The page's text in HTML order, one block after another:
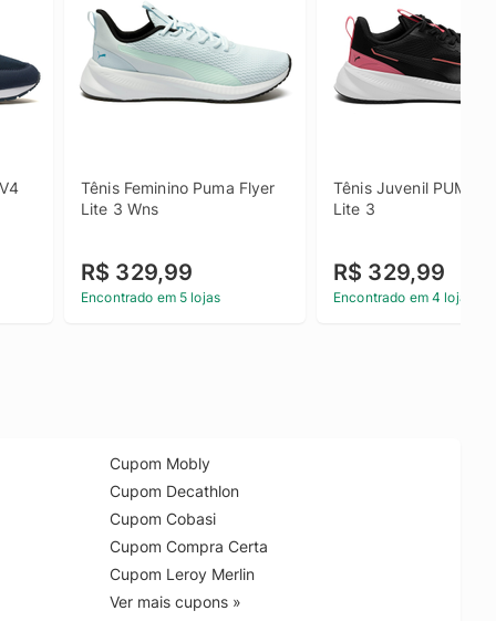
Tênis Feminino Puma Flyer
Lite 3 Wns
R$ 329,99
Encontrado em 5 lojas
Tênis Juvenil PUMA
Lite 3
R$ 329,99
Encontrado em 4 lojas
Cupom Mobly
Cupom Decathlon
Cupom Cobasi
Cupom Compra Certa
Cupom Leroy Merlin
Ver mais cupons »